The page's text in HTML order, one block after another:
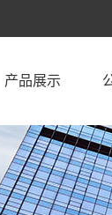
产品展示